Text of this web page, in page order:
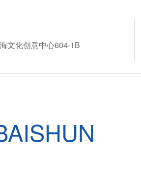
NSK的CNC加工中心增速
HES810-HSK A63，下面
细介绍这款产品。
文化创意中心604-1B